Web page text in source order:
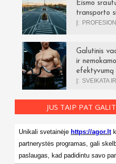
Eismo
transporto
Į:
Galutinis
ir
efektyvumą
Į: SVEIKATA
JUS TAIP PAT
Unikali svetainėje https://agor.lt
partnerystės programas, gali
paslaugas, kad padidintu savo